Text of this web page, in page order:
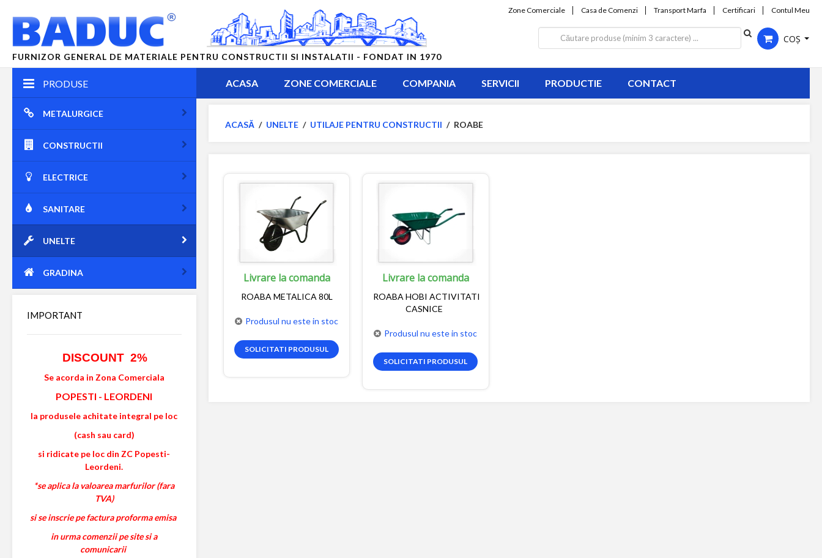
FURNIZOR GENERAL DE MATERIALE PENTRU CONSTRUCTII SI INSTALATII - FONDAT IN 1970
Zone Comerciale Casa de Comenzi Transport Marfa Certificari Contul Meu
COȘ
PRODUSE
METALURGICE
CONSTRUCTII
ELECTRICE
SANITARE
UNELTE
GRADINA
IMPORTANT
DISCOUNT 2%
Se acorda in Zona Comerciala
POPESTI - LEORDENI
la produsele achitate integral pe loc
(cash sau card)
si ridicate pe loc din ZC Popesti-
Leordeni.
*se aplica la valoarea marfurilor (fara
TVA)
si se inscrie pe factura proforma emisa
in urma comenzii pe site si a
comunicarii
ACASA ZONE COMERCIALE COMPANIA SERVICII PRODUCTIE CONTACT
ACASĂ / UNELTE / UTILAJE PENTRU CONSTRUCTII / ROABE
Livrare la comanda
ROABA METALICA 80L
Produsul nu este in stoc
SOLICITATI PRODUSUL
Livrare la comanda
ROABA HOBI ACTIVITATI
CASNICE
Produsul nu este in stoc
SOLICITATI PRODUSUL